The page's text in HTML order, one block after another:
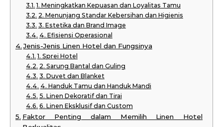
1. Meningkatkan Kepuasan dan Loyalitas Tamu
2. Menunjang Standar Kebersihan dan Higienis
3. Estetika dan Brand Image
4. Efisiensi Operasional
Jenis-Jenis Linen Hotel dan Fungsinya
1. Sprei Hotel
2. Sarung Bantal dan Guling
3. Duvet dan Blanket
4. Handuk Tamu dan Handuk Mandi
5. Linen Dekoratif dan Tirai
6. Linen Eksklusif dan Custom
Faktor Penting dalam Memilih Linen Hotel